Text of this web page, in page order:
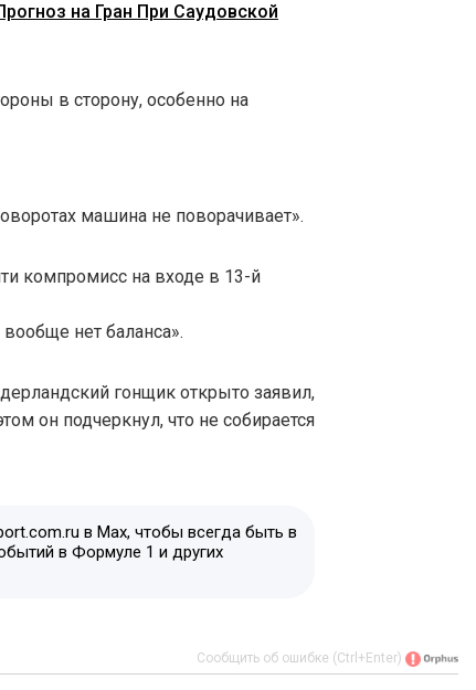
на Гран При Саудовской
в сторону, особенно на
машина не поворачивает».
компромисс на входе в 13-й
нет баланса».
гонщик открыто заявил,
он подчеркнул, что не собирается
в Max, чтобы всегда быть в
в Формуле 1 и других
Сообщить об ошибке (Ctrl+Enter)